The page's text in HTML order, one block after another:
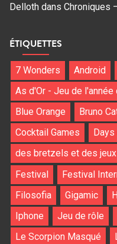
Delloth dans Chroniques
ÉTIQUETTES
7 Wonders Android
As d'Or - Jeu de l'année
Blue Orange
Bruno
Cocktail Games
des bretzels et des jeux
Festival
Festival
Filosofia
Gigamic
Iphone
Jeu de rôle
Le Scorpion Masqué